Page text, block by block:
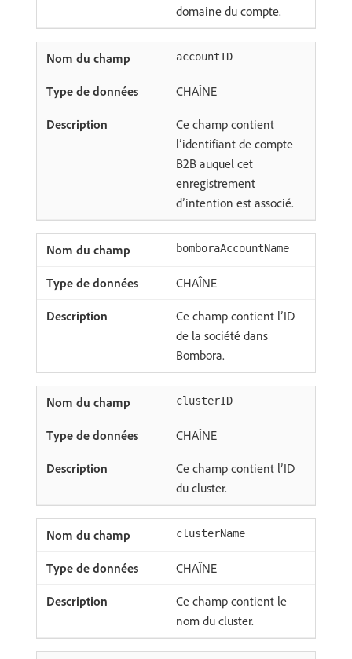
domaine du compte.
accountID
CHAÎNE
Ce champ contient
l’identifiant de compte
B2B auquel cet
enregistrement
d’intention est associé.
bomboraAccountName
CHAÎNE
Ce champ contient l’ID
de la société dans
Bombora.
clusterID
CHAÎNE
Ce champ contient l’ID
du cluster.
clusterName
CHAÎNE
Ce champ contient le
nom du cluster.